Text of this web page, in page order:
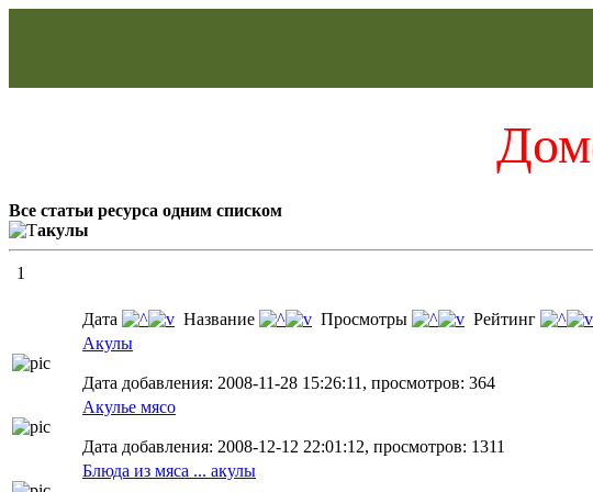
Все статьи ресурса одним списком
акулы
1
Дата Название Просмотры Рейтинг
Акулы
Дата добавления: 2008-11-28 15:26:11, просмотров: 364
Акулье мясо
Дата добавления: 2008-12-12 22:01:12, просмотров: 1311
Блюда из мяса ... акулы